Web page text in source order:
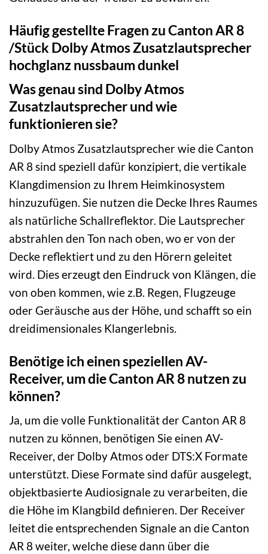
Häufig gestellte Fragen zu Canton AR 8
/Stück Dolby Atmos Zusatzlautsprecher
hochglanz nussbaum dunkel
Was genau sind Dolby Atmos
Zusatzlautsprecher und wie
funktionieren sie?
Dolby Atmos Zusatzlautsprecher wie die Canton
AR 8 sind speziell dafür konzipiert, die vertikale
Klangdimension zu Ihrem Heimkinosystem
hinzuzufügen. Sie nutzen die Decke Ihres Raumes
als natürliche Schallreflektor. Die Lautsprecher
abstrahlen den Ton nach oben, wo er von der
Decke reflektiert und zu den Hörern geleitet
wird. Dies erzeugt den Eindruck von Klängen, die
von oben kommen, wie z.B. Regen, Flugzeuge
oder Geräusche aus der Höhe, und schafft so ein
dreidimensionales Klangerlebnis.
Benötige ich einen speziellen AV-
Receiver, um die Canton AR 8 nutzen zu
können?
Ja, um die volle Funktionalität der Canton AR 8
nutzen zu können, benötigen Sie einen AV-
Receiver, der Dolby Atmos oder DTS:X Formate
unterstützt. Diese Formate sind dafür ausgelegt,
objektbasierte Audiosignale zu verarbeiten, die
die Höhe im Klangbild definieren. Der Receiver
leitet die entsprechenden Signale an die Canton
AR 8 weiter, welche diese dann über die